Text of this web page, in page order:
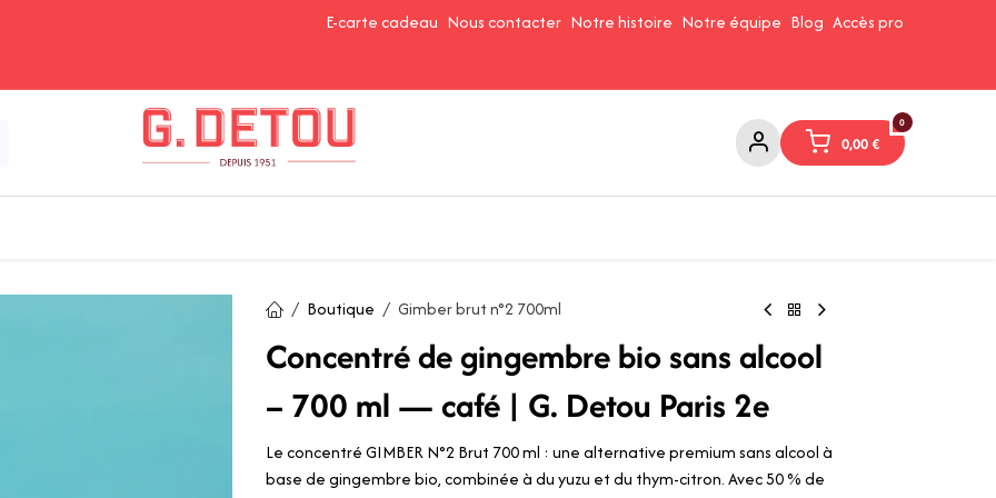
E-carte cadeau Nous contacter Notre histoire Notre équipe Blog Accès pro
0
0,00€
Boutique Gimber brut n°2 700ml
Concentré de gingembre bio sans alcool
– 700 ml — café | G. Detou Paris 2e
Le concentré GIMBER N°2 Brut 700 ml : une alternative premium sans alcool à
base de gingembre bio, combinée à du yuzu et du thym-citron. Avec 50 % de